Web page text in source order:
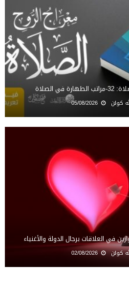
الصلاة
كولن 05/08/2026
كولن 02/08/2026